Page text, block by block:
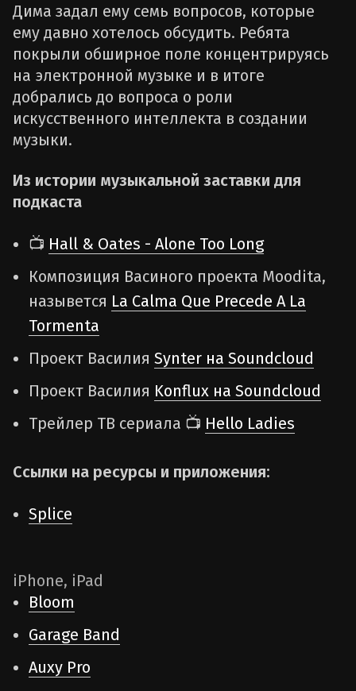
Дима задал ему семь вопросов, которые
ему давно хотелось обсудить. Ребята
покрыли обширное поле концентрируясь
на электронной музыке и в итоге
добрались до вопроса о роли
искусственного интеллекта в создании
музыки.
Из истории музыкальной заставки для
подкаста
📺 Hall & Oates - Alone Too Long
Композиция Васиного проекта Moodita,
назывется La Calma Que Precede A La
Tormenta
Проект Василия Synter на Soundcloud
Проект Василия Konflux на Soundcloud
Трейлер ТВ сериала 📺 Hello Ladies
Ссылки на ресурсы и приложения:
Splice
iPhone, iPad
Bloom
Garage Band
Auxy Pro